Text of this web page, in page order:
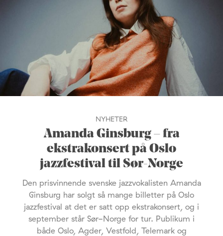
NYHETER
Amanda Ginsburg – fra
ekstrakonsert på Oslo
jazzfestival til Sør-Norge
Den prisvinnende svenske jazzvokalisten Amanda
Ginsburg har solgt så mange billetter på Oslo
jazzfestival at det er satt opp ekstrakonsert, og i
september står Sør-Norge for tur. Publikum i
både Oslo, Agder, Vestfold, Telemark og